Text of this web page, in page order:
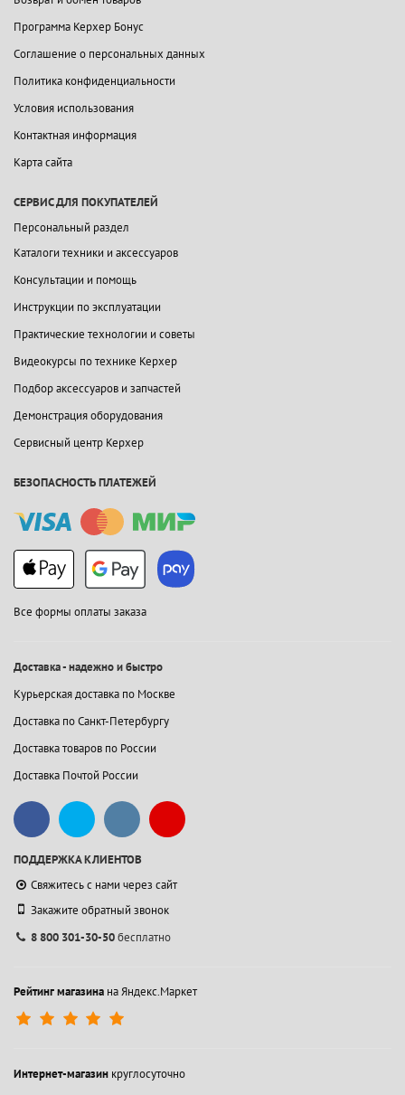
Программа Керхер Бонус
Соглашение о персональных данных
Политика конфиденциальности
Условия использования
Контактная информация
Карта сайта
СЕРВИС ДЛЯ ПОКУПАТЕЛЕЙ
Персональный раздел
Каталоги техники и аксессуаров
Консультации и помощь
Инструкции по эксплуатации
Практические технологии и советы
Видеокурсы по технике Керхер
Подбор аксессуаров и запчастей
Демонстрация оборудования
Сервисный центр Керхер
БЕЗОПАСНОСТЬ ПЛАТЕЖЕЙ
Все формы оплаты заказа
Доставка - надежно и быстро
Курьерская доставка по Москве
Доставка по Санкт-Петербургу
Доставка товаров по России
Доставка Почтой России
ПОДДЕРЖКА КЛИЕНТОВ
Свяжитесь с нами через сайт
Закажите обратный звонок
8 800 301-30-50бесплатно
Рейтинг магазина на Яндекс.Маркет
Интернет-магазин круглосуточно